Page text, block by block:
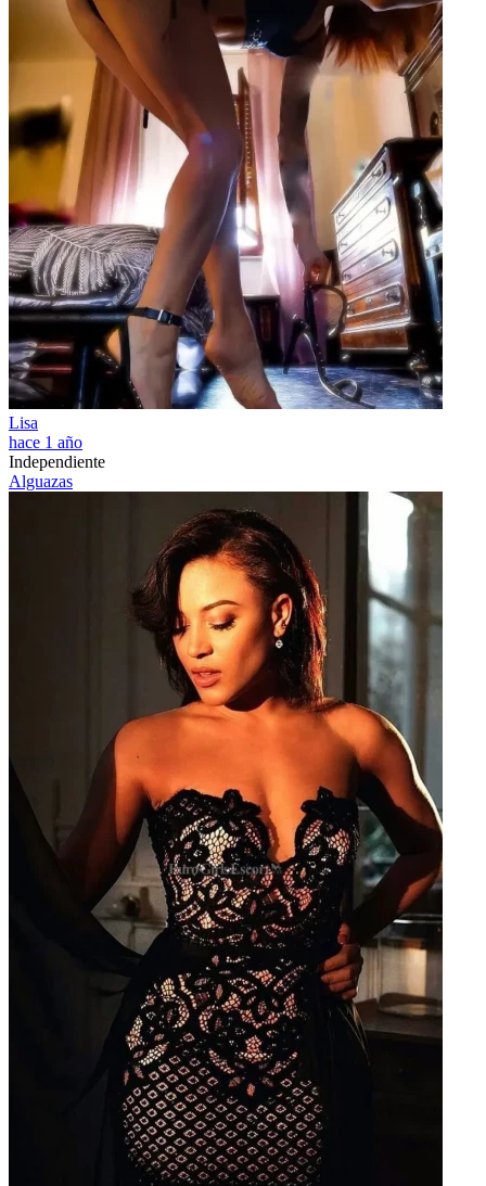
Lisa
hace 1 año
Independiente
Alguazas